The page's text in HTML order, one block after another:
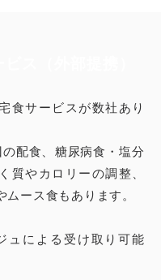
食サービスが数社あり
配食
​糖尿病食・塩分
質やカロリーの調整、
ムース食もあります。
ュによる受け取り可能